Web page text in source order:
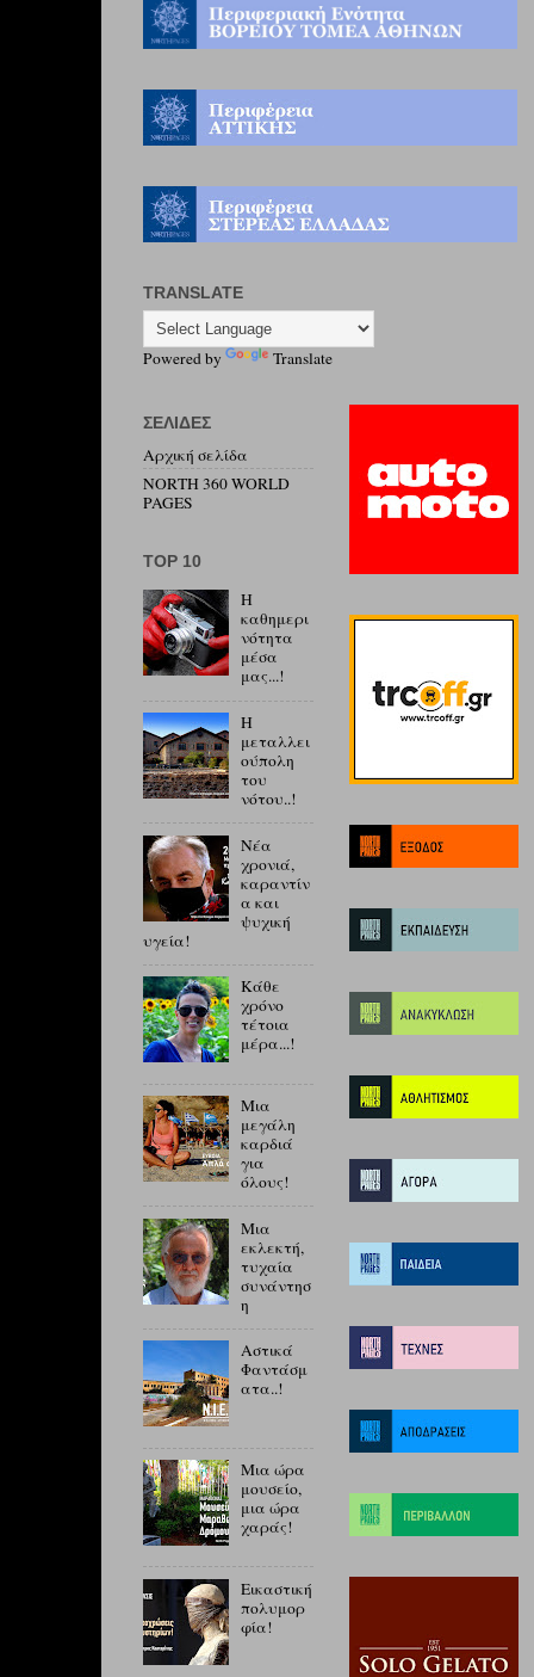
TRANSLATE
Powered by Translate
ΣΕΛΊΔΕΣ
Αρχική σελίδα
NORTH 360 WORLD
PAGES
ΤΟP 10
Η
καθημερι
νότητα
μέσα
μας...!
Η
μεταλλει
ούπολη
του
νότου..!
Νέα
χρονιά,
καραντίν
α και
ψυχική
υγεία!
Κάθε
χρόνο
τέτοια
μέρα...!
Μια
μεγάλη
καρδιά
για
όλους!
Μια
εκλεκτή,
τυχαία
συνάντησ
η
Αστικά
Φαντάσμ
ατα..!
Μια ώρα
μουσείο,
μια ώρα
χαράς!
Εικαστική
πολυμορ
φία!